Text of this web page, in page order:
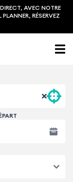
AVEC NOTRE
RÉSERVEZ